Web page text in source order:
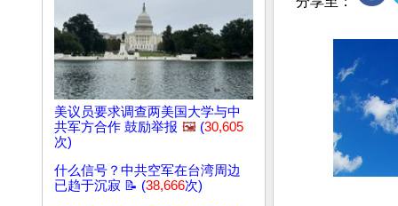
美议员要求调查两美国大学与中
共军方合作 鼓励举报 🖼️ (30,605
次)
什么信号？中共空军在台湾周边
已趋于沉寂 📝 (38,666次)